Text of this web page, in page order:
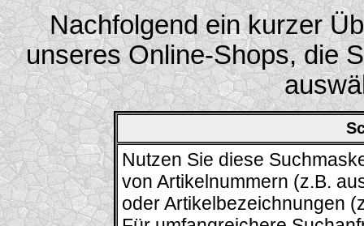
Nachfolgend ein kurzer
unseres Online-Shops, die
Nutzen Sie diese
von Artikelnummern (z.B.
oder Artikelbezeichnungen